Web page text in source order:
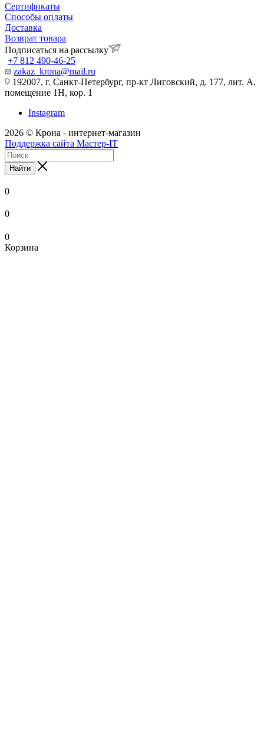
Сертификаты
Способы оплаты
Доставка
Возврат товара
Подписаться на рассылку
+7 812 490-46-25
zakaz_krona@mail.ru
192007, г. Санкт-Петербург, пр-кт Лиговский, д. 177, лит. А,
помещение 1Н, кор. 1
Instagram
2026 © Крона - интернет-магазин
Поддержка сайта Мастер-IT
Найти
0
0
0
Корзина